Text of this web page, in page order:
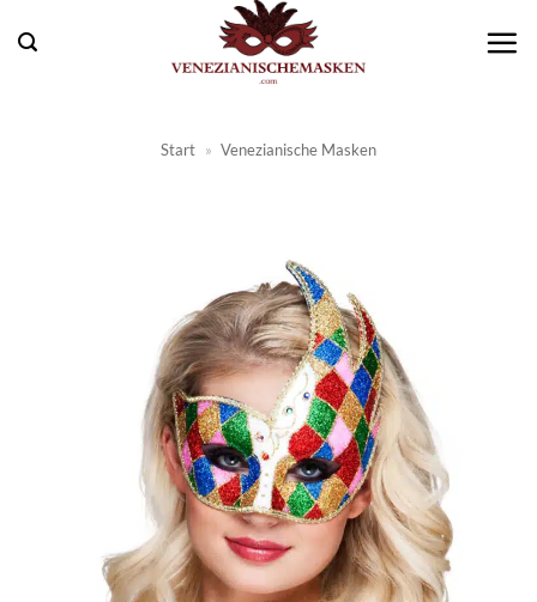
Inhalt
Start » Venezianische Masken